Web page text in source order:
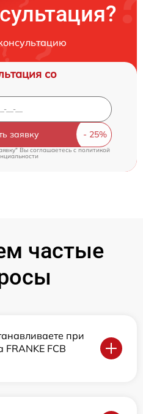
со
заявку
Вы соглашаетесь cполитикой
частые
при
FCB